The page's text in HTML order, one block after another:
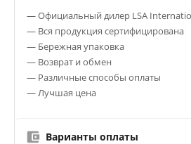
— Официальный дилер LSA
— Вся продукция сертифицирована
— Бережная упаковка
— Возврат и обмен
— Различные способы оплаты
— Лучшая цена
Варианты оплаты